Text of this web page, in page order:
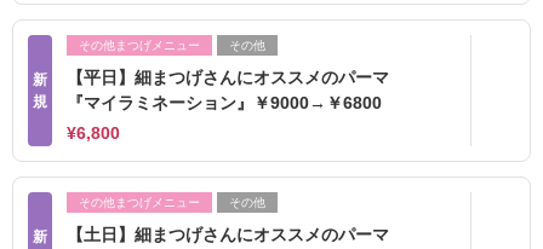
新
規
その他まつげメニュー その他
【平日】細まつげさんにオススメのパーマ
『マイラミネーション』￥9000→￥6800
¥6,800
新
その他まつげメニュー その他
【土日】細まつげさんにオススメのパーマ